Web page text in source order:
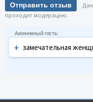
Отправить отзыв
проходит модерацию.
+ замечательная